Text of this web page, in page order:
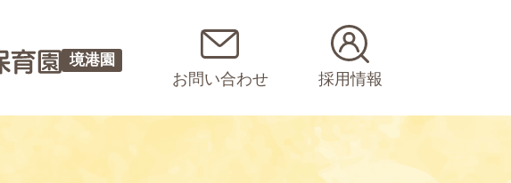
境港園
お問い合わせ 採用情報